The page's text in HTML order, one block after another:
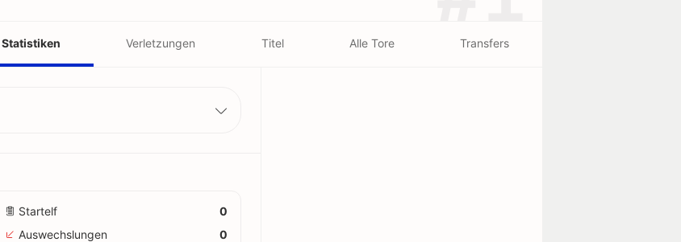
Statistiken Verletzungen Titel Alle Tore Transfers
Startelf
0
Auswechslungen
0